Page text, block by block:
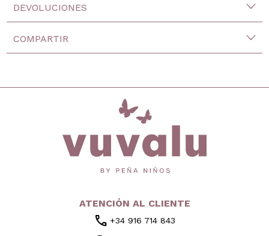
DEVOLUCIONES
COMPARTIR
ATENCIÓN AL CLIENTE
call +34 916 714 843